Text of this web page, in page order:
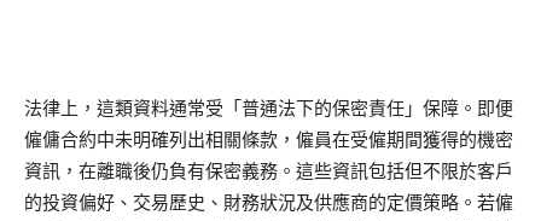
法律上，這類資料通常受「普通法下的保密責任」保障。即便
僱傭合約中未明確列出相關條款，僱員在受僱期間獲得的機密
資訊，在離職後仍負有保密義務。這些資訊包括但不限於客戶
的投資偏好、交易歷史、財務狀況及供應商的定價策略。若僱